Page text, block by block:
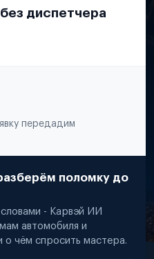
диспетчера
передадим
поломку до
- Карвэй ИИ
автомобиля и
о чём спросить мастера.